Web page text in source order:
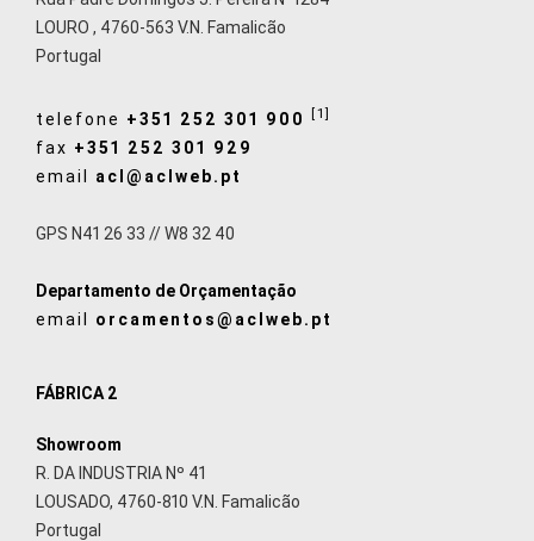
LOURO , 4760-563 V.N. Famalicão
Portugal
telefone +351 252 301 900 [1]
fax +351 252 301 929
email acl@aclweb.pt
GPS N41 26 33 // W8 32 40
Departamento de Orçamentação
email orcamentos@aclweb.pt
FÁBRICA 2
Showroom
R. DA INDUSTRIA Nº 41
LOUSADO, 4760-810 V.N. Famalicão
Portugal